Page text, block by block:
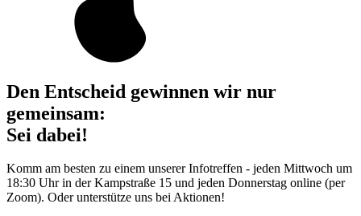
Den Entscheid gewinnen wir nur
gemeinsam:
Sei dabei!
Komm am besten zu einem unserer Infotreffen - jeden Mittwoch um
18:30 Uhr in der Kampstraße 15 und jeden Donnerstag online (per
Zoom). Oder unterstütze uns bei Aktionen!